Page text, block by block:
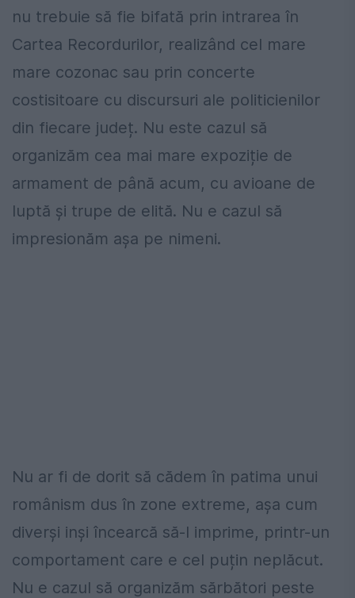
nu trebuie să fie bifată prin intrarea în
Cartea Recordurilor, realizând cel mare
mare cozonac sau prin concerte
costisitoare cu discursuri ale politicienilor
din fiecare județ. Nu este cazul să
organizăm cea mai mare expoziție de
armament de până acum, cu avioane de
luptă și trupe de elită. Nu e cazul să
impresionăm așa pe nimeni.
Nu ar fi de dorit să cădem în patima unui
românism dus în zone extreme, așa cum
diverși inși încearcă să-l imprime, printr-un
comportament care e cel puțin neplăcut.
Nu e cazul să organizăm sărbători peste